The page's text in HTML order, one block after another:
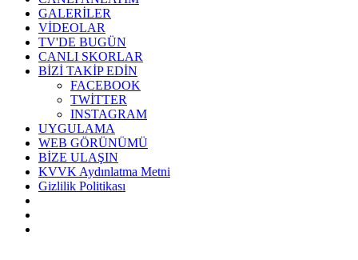
GALERİLER
VİDEOLAR
TV'DE BUGÜN
CANLI SKORLAR
BİZİ TAKİP EDİN
FACEBOOK
TWİTTER
INSTAGRAM
UYGULAMA
WEB GÖRÜNÜMÜ
BİZE ULAŞIN
KVVK Aydınlatma Metni
Gizlilik Politikası